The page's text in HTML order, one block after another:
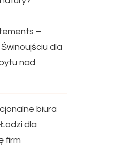
–
dla
nad
biura
dla
firm